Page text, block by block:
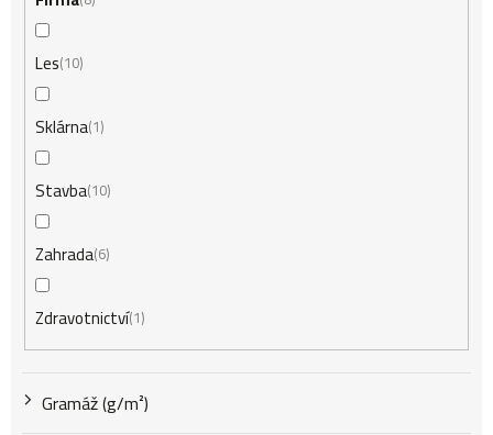
Les 10
Sklárna 1
Stavba 10
Zahrada 6
Zdravotnictví1
Gramáž (g/m²)